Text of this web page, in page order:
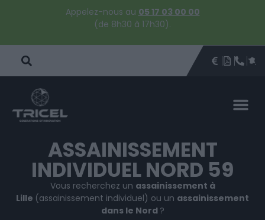
Appelez-nous au 05 17 03 00 00
(de 8h30 à 17h30).
DEVISÊTRE
ASSAINISSEMENT
INDIVIDUEL NORD 59
Vous recherchez un assainissement à
Lille (assainissement individuel) ou un assainissement
dans le Nord ?